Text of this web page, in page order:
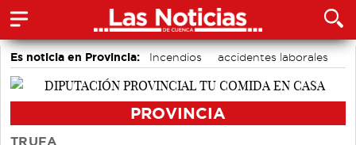
Es noticia en Provincia: Incendios
accidentes laborales
Medio Ambiente
PROVINCIA
TRUFA